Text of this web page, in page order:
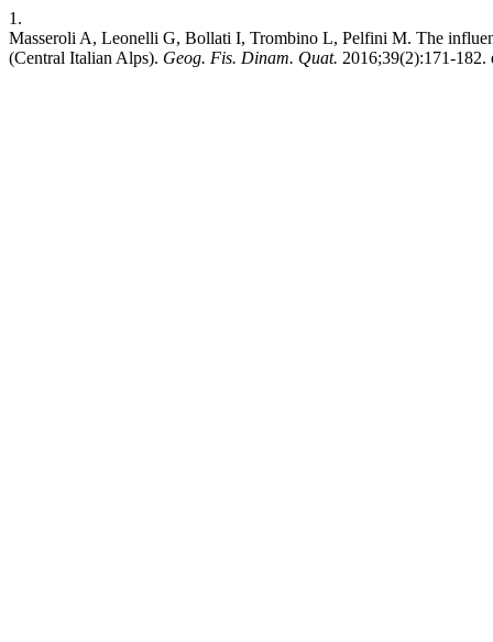
1.
Masseroli A, Leonelli G, Bollati I, Trombino L, Pelfini M. The
(Central Italian Alps). Geog. Fis. Dinam. Quat. 2016;39(2):171-182.